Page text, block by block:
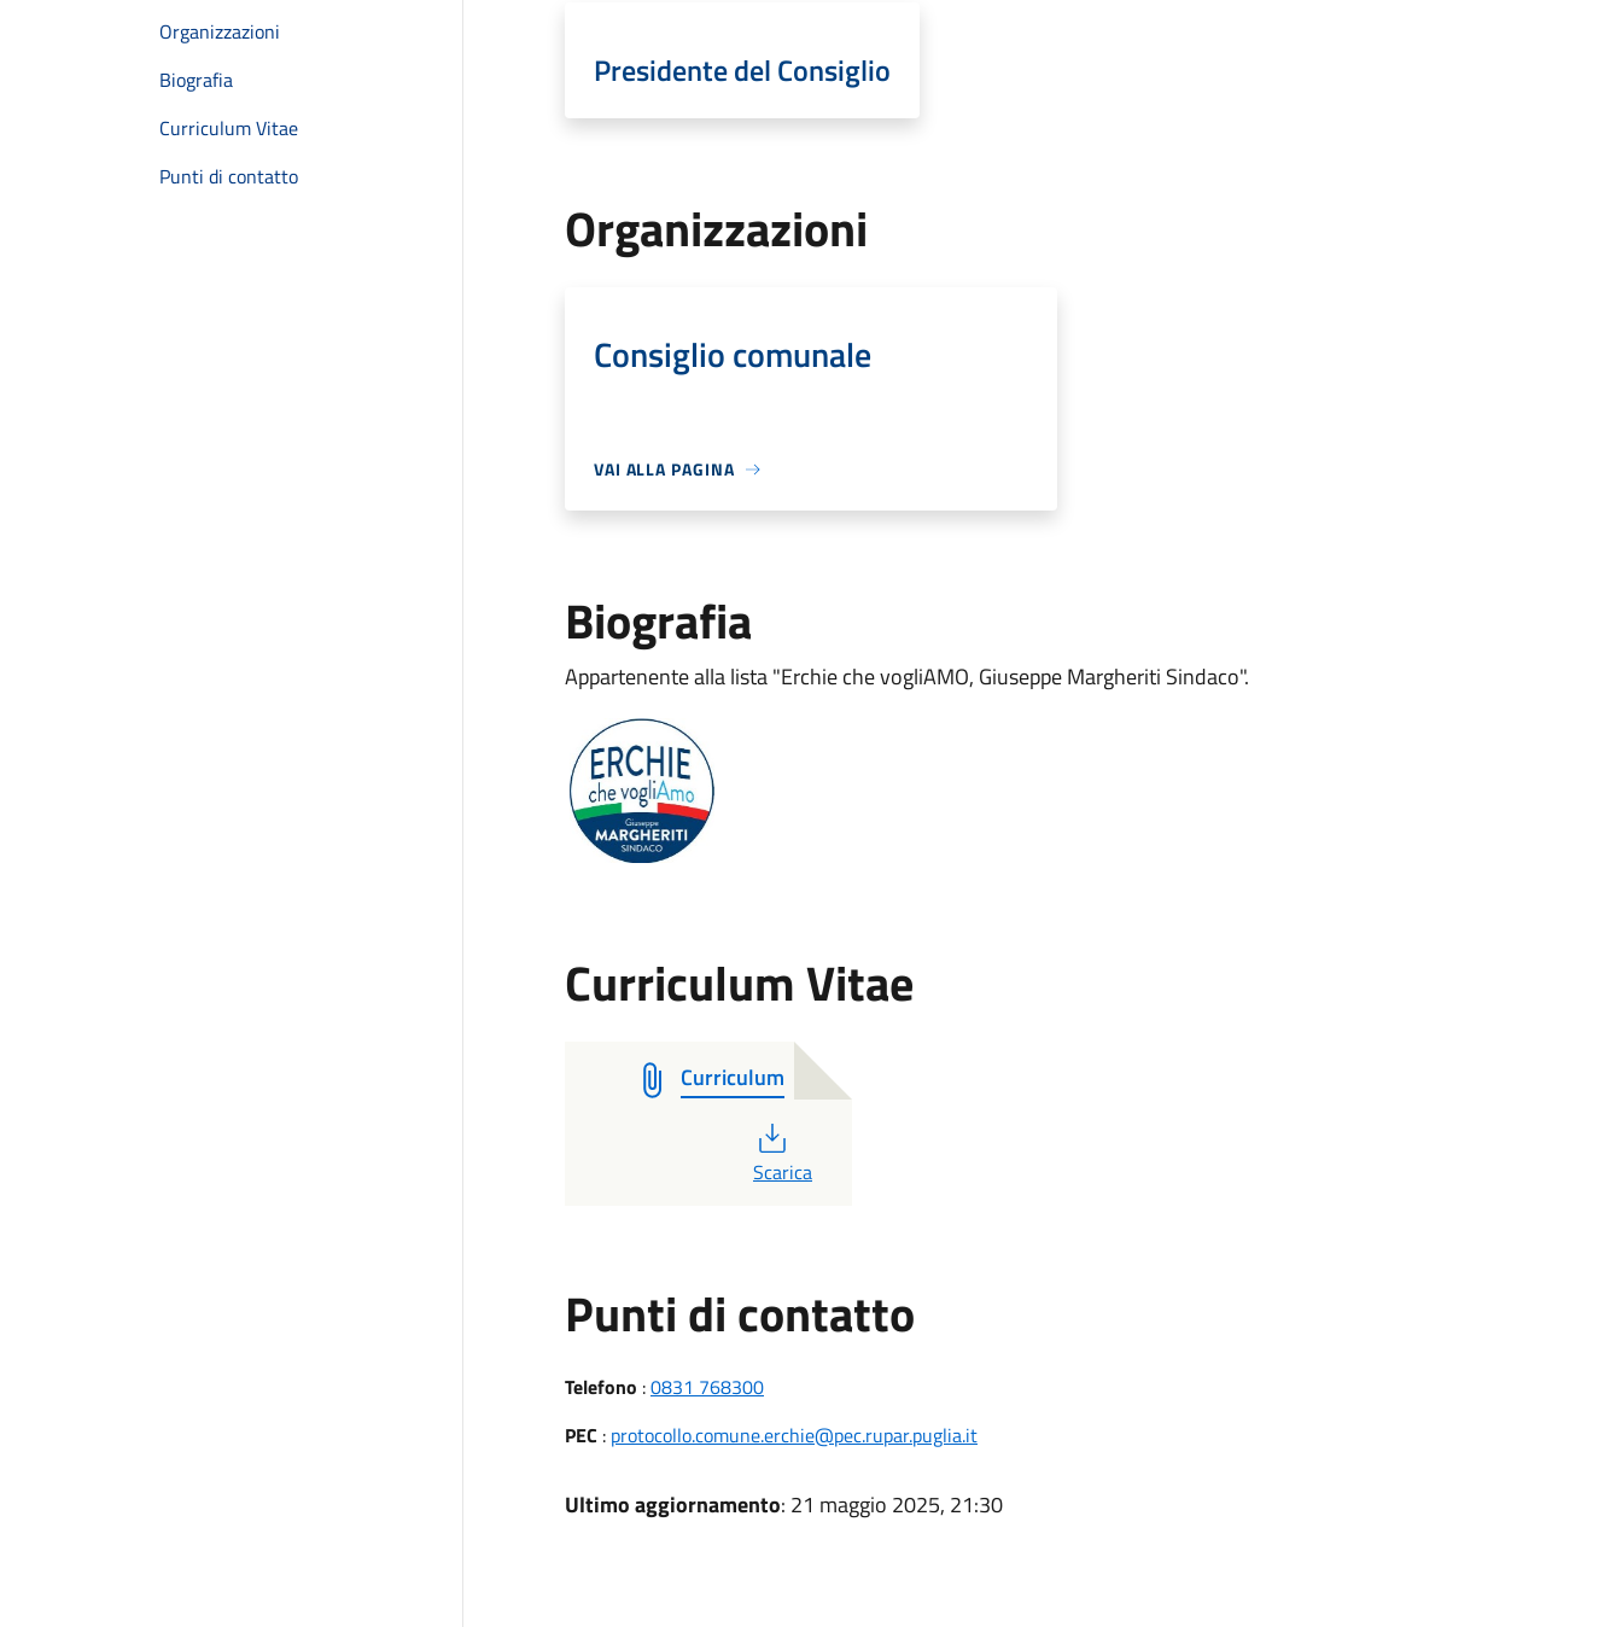
Organizzazioni
Biografia
Curriculum Vitae
Punti di contatto
Presidente del Consiglio
Organizzazioni
Consiglio comunale
VAI ALLA PAGINA
Biografia
Appartenente alla lista "Erchie che vogliAMO, Giuseppe Margheriti Sindaco".
Curriculum Vitae
Curriculum
PDF
Scarica
Punti di contatto
Telefono :0831 768300
PEC : protocollo.comune.erchie@pec.rupar.puglia.it
Ultimo aggiornamento: 21 maggio 2025, 21:30